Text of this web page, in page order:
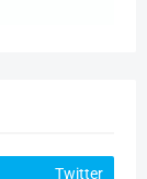
Twitter